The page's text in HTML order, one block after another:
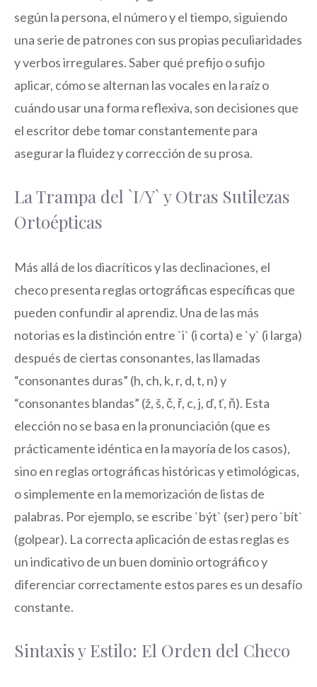
según la persona, el número y el tiempo, siguiendo
una serie de patrones con sus propias peculiaridades
y verbos irregulares. Saber qué prefijo o sufijo
aplicar, cómo se alternan las vocales en la raíz o
cuándo usar una forma reflexiva, son decisiones que
el escritor debe tomar constantemente para
asegurar la fluidez y corrección de su prosa.
La Trampa del `I/Y` y Otras Sutilezas
Ortoépticas
Más allá de los diacríticos y las declinaciones, el
checo presenta reglas ortográficas específicas que
pueden confundir al aprendiz. Una de las más
notorias es la distinción entre `i` (i corta) e `y` (i larga)
después de ciertas consonantes, las llamadas
“consonantes duras” (h, ch, k, r, d, t, n) y
“consonantes blandas” (ž, š, č, ř, c, j, ď, ť, ň). Esta
elección no se basa en la pronunciación (que es
prácticamente idéntica en la mayoría de los casos),
sino en reglas ortográficas históricas y etimológicas,
o simplemente en la memorización de listas de
palabras. Por ejemplo, se escribe `být` (ser) pero `bít`
(golpear). La correcta aplicación de estas reglas es
un indicativo de un buen dominio ortográfico y
diferenciar correctamente estos pares es un desafío
constante.
Sintaxis y Estilo: El Orden del Checo